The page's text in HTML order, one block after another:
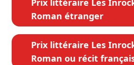
Prix littéraire Les
Roman étranger
Prix littéraire Les
Roman ou récit